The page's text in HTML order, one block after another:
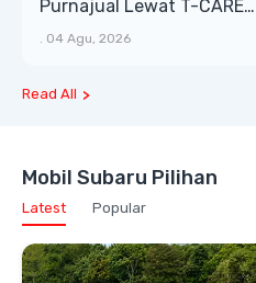
Purnajual Lewat T-CARE
XTRA, Manfaat Lebih Besar
. 04 Agu, 2026
Read All
Mobil Subaru Pilihan
Latest Popular